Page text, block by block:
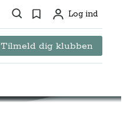
Søg Favoritter
ProfilLog ind
Tilmeld dig klubben